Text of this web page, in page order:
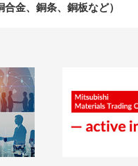
金、銅条、銅板など）